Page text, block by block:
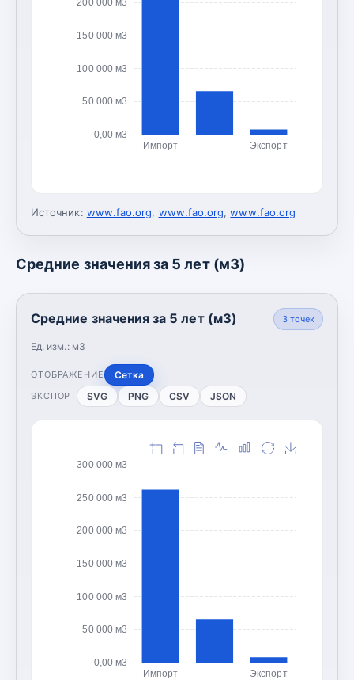
0,00 м3
50 000 м3
100 000 м3
150 000 м3
200 000 м3
Импорт Экспорт
Источник: www.fao.org, www.fao.org,www.fao.org
Средние значения за 5 лет (м3)
Средние значения за 5 лет (м3)
Ед. изм.: м3
3точек
ОТОБРАЖЕНИЕ Сетка
ЭКСПОРТ SVG PNG CSV JSON
0,00 м3
50 000 м3
100 000 м3
150 000 м3
200 000 м3
250 000 м3
300 000 м3
Импорт Экспорт